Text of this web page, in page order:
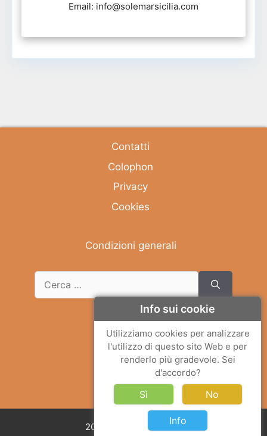
Email: info@solemarsicilia.com
Contatti
Colophon
Privacy
Cookies
Condizioni generali
Deutsch
English
Italiano
2026 © Solemar Sicilia
Info sui cookie
Utilizziamo cookies per analizzare
l'utilizzo di questo sito Web e per
renderlo più gradevole. Sei
d'accordo?
Sì No
Info